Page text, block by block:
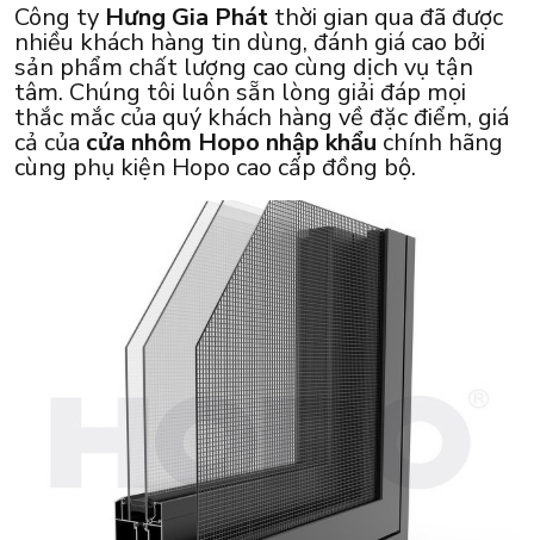
Công ty Hưng Gia Phát thời gian qua đã được
nhiều khách hàng tin dùng, đánh giá cao bởi
sản phẩm chất lượng cao cùng dịch vụ tận
tâm. Chúng tôi luôn sẵn lòng giải đáp mọi
thắc mắc của quý khách hàng về đặc điểm, giá
cả của cửa nhôm Hopo nhập khẩu chính hãng
cùng phụ kiện Hopo cao cấp đồng bộ.